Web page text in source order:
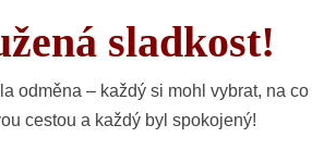
sladkost!
odměna – každý si mohl vybrat, na
cestou a každý byl spokojený!